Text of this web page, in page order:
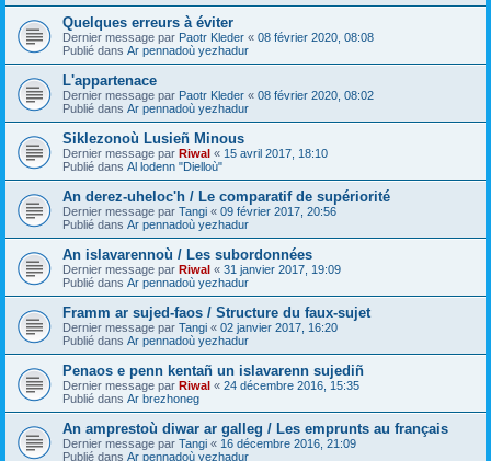
Quelques erreurs à éviter
Dernier message par Paotr Kleder « 08 février 2020, 08:08
Publié dans Ar pennadoù yezhadur
L'appartenace
Dernier message par Paotr Kleder « 08 février 2020, 08:02
Publié dans Ar pennadoù yezhadur
Siklezonoù Lusieñ Minous
Dernier message par Riwal « 15 avril 2017, 18:10
Publié dans Al lodenn "Dielloù"
An derez-uheloc'h / Le comparatif de supériorité
Dernier message par Tangi « 09 février 2017, 20:56
Publié dans Ar pennadoù yezhadur
An islavarennoù / Les subordonnées
Dernier message par Riwal « 31 janvier 2017, 19:09
Publié dans Ar pennadoù yezhadur
Framm ar sujed-faos / Structure du faux-sujet
Dernier message par Tangi « 02 janvier 2017, 16:20
Publié dans Ar pennadoù yezhadur
Penaos e penn kentañ un islavarenn sujediñ
Dernier message par Riwal « 24 décembre 2016, 15:35
Publié dans Ar brezhoneg
An amprestoù diwar ar galleg / Les emprunts au français
Dernier message par Tangi « 16 décembre 2016, 21:09
Publié dans Ar pennadoù yezhadur